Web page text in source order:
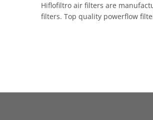
Hiflofiltro air filters are
filters. Top quality powerflow